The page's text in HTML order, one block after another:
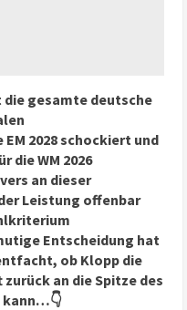
die gesamte deutsche
2028 schockiert und
die WM 2026
an dieser
Leistung offenbar
Entscheidung hat
ob Klopp die
an die Spitze des
kann…👇